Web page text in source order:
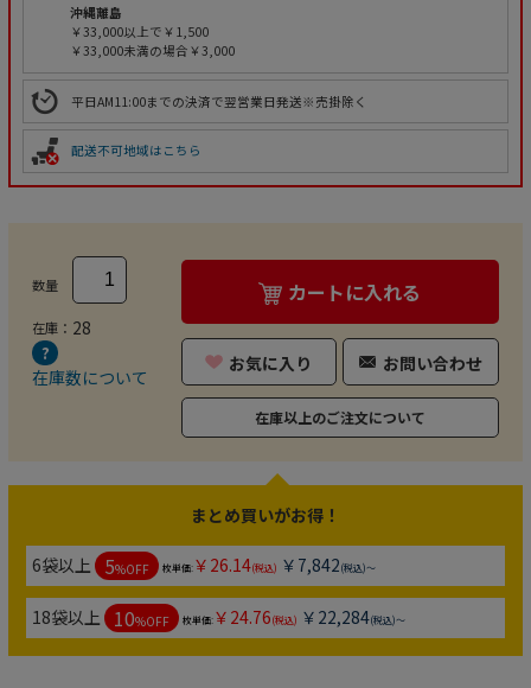
沖縄離島
￥33,000以上で￥1,500
￥33,000未満の場合￥3,000
平日AM11:00までの決済で翌営業日発送※売掛除く
配送不可地域はこちら
数量
在庫： 28
在庫数について
カートに入れる
お気に入り お問い合わせ
在庫以上のご注文について
まとめ買いがお得！
6袋以上 5%OFF 枚単価:￥26.14(税込) ￥7,842(税込)～
18袋以上 10%OFF 枚単価:￥24.76(税込) ￥22,284(税込)～